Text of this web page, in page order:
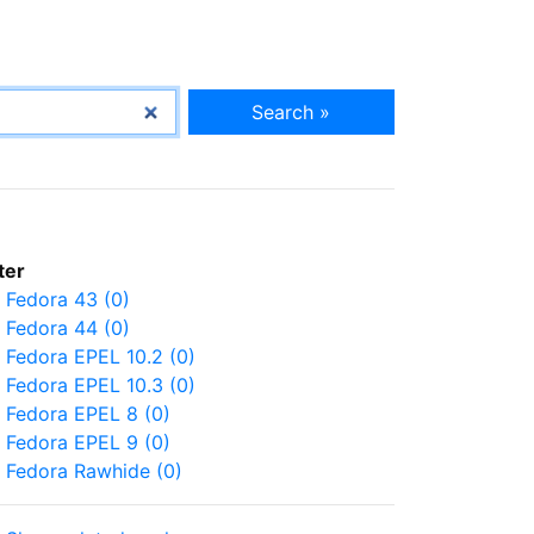
Search »
Fedora 43 (0)
Fedora 44 (0)
Fedora EPEL 10.2 (0)
Fedora EPEL 10.3 (0)
Fedora EPEL 8 (0)
Fedora EPEL 9 (0)
Fedora Rawhide (0)